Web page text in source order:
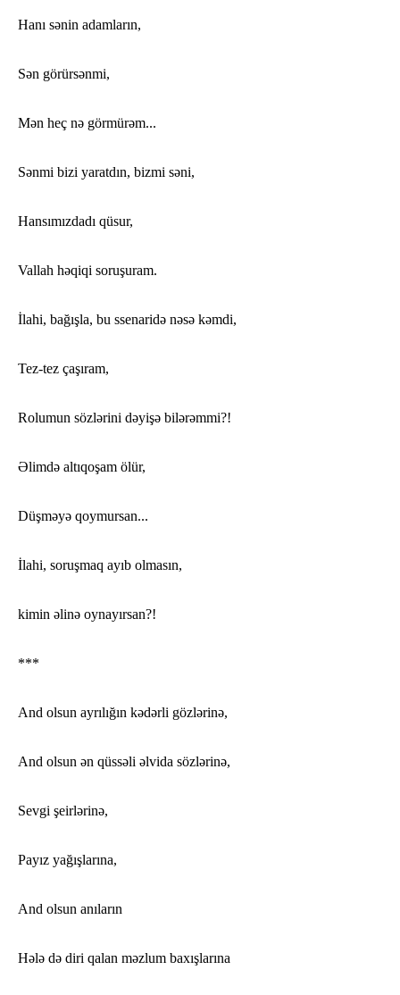
Hanı sənin adamların,
Sən görürsənmi,
Mən heç nə görmürəm...
Sənmi bizi yaratdın, bizmi səni,
Hansımızdadı qüsur,
Vallah həqiqi soruşuram.
İlahi, bağışla, bu ssenaridə nəsə kəmdi,
Tez-tez çaşıram,
Rolumun sözlərini dəyişə bilərəmmi?!
Əlimdə altıqoşam ölür,
Düşməyə qoymursan...
İlahi, soruşmaq ayıb olmasın,
kimin əlinə oynayırsan?!
***
And olsun ayrılığın kədərli gözlərinə,
And olsun ən qüssəli əlvida sözlərinə,
Sevgi şeirlərinə,
Payız yağışlarına,
And olsun anıların
Hələ də diri qalan məzlum baxışlarına